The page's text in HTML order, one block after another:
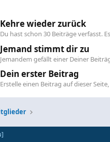
Kehre wieder zurück
Du hast schon 30 Beiträge verfasst.
Jemand stimmt dir zu
Jemandem gefällt einer Deiner
Dein erster Beitrag
Erstelle einen Beitrag auf dieser